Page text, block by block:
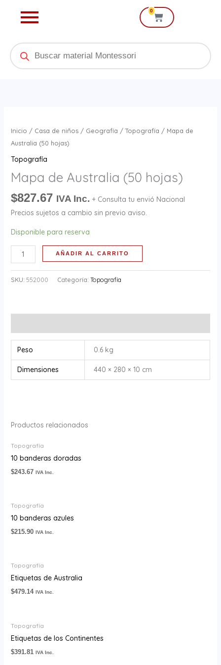
0
Cart
Products
search
Inicio / Casa de niños/ Geografía /Topografía / Mapa de
Australia (50 hojas)
Topografía
Mapa de Australia (50 hojas)
$827.67 IVA Inc. + Consulta tu envió Nacional
Precios sujetos a cambio sin previo aviso.
Disponible para reserva
de
Australia
hojas)
cantidad
AÑADIR AL CARRITO
SKU: 552000 Categoría: Topografía
Peso 0.6 kg
Dimensiones 440 × 280 × 10 cm
Productos relacionados
Topografía
10 banderas doradas
$243.67 IVA Inc.
Topografía
10 banderas azules
$215.90 IVA Inc.
Topografía
Etiquetas de Australia
$479.14 IVA Inc.
Topografía
Etiquetas de los Continentes
$391.81 IVA Inc.